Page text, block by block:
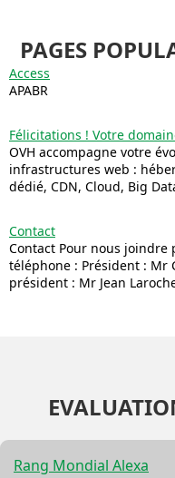
PAGES
Access
APABR
Félicitations ! Votre
OVH accompagne votre
infrastructures web :
dédié, CDN, Cloud, Big
Contact
Contact Pour nous
téléphone : Président : Mr
président : Mr Jean
Rang Mondial Alexa